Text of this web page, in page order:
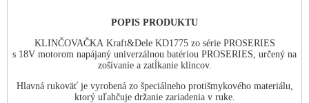
POPIS PRODUKTU
KLINČOVAČKA Kraft&Dele KD1775 zo série PROSERIES
s 18V motorom napájaný univerzálnou batériou PROSERIES, určený na
zošívanie a zatĺkanie klincov.
Hlavná rukoväť je vyrobená zo špeciálneho protišmykového materiálu,
ktorý uľahčuje držanie zariadenia v ruke.